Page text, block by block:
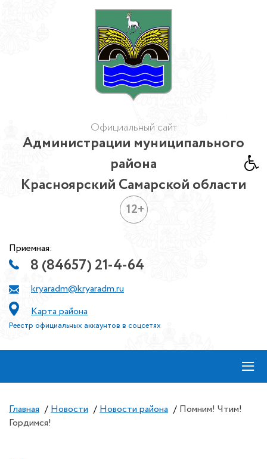
Официальный сайт
Администрации муниципального
района
Красноярский Самарской области
12+
Приемная:
8 (84657) 21-4-64
kryaradm@kryaradm.ru
Карта района
Реестр официальных аккаунтов в соцсетях
≡
Главная / Новости / Новости района / Помним! Чтим!
Гордимся!